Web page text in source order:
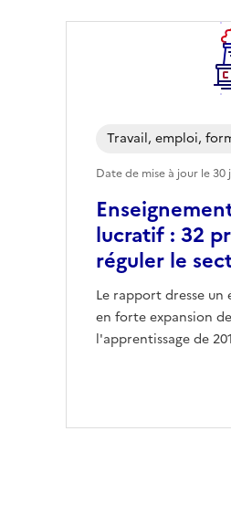
lucratif : 32
réguler le
Le rapport dresse un
en forte expansion
l'apprentissage de
Travail, emploi,
Date de mise à jour le30